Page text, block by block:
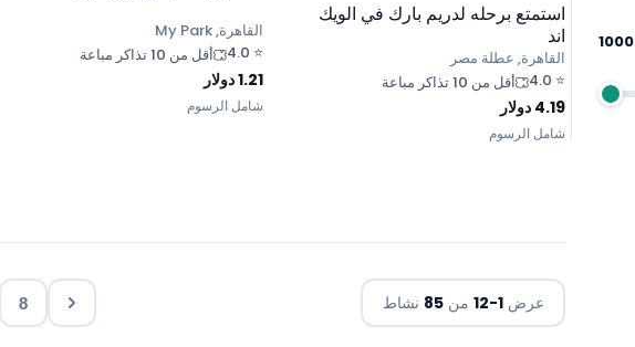
1000
استمتع برحله لدريم بارك في الويك
اند
القاهرة, عطلة مصر
⭐
4.0 أقل من 10 تذاكر مباعة
4.19 دولار
شامل الرسوم
القاهرة, My Park
⭐
4.0 أقل من 10 تذاكر مباعة
1.21دولار
شامل الرسوم
8 عرض1
-
12 من85 نشاط